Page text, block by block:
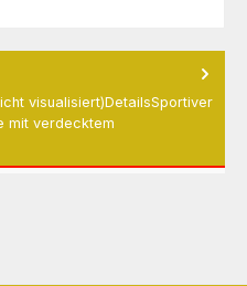
visualisiert)DetailsSportiver
mit verdecktem